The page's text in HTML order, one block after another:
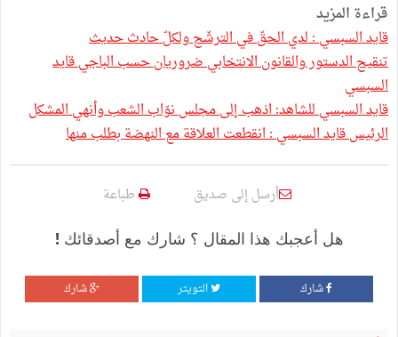
قراءة المزيد
قايد السبسي : لدي الحقّ في الترشّح ولكلّ حادث حديث
تنقيح الدستور والقانون الانتخابي ضروريان حسب الباجي قايد
السبسي
قايد السبسي للشاهد: اذهب إلى مجلس نوّاب الشعب وأنهي المشكل
الرئيس قايد السبسي : انقطعت العلاقة مع النهضة بطلب منها
أرسل إلى صديق طباعة
هل أعجبك هذا المقال ؟ شارك مع أصدقائك !
شارك التويتر شارك